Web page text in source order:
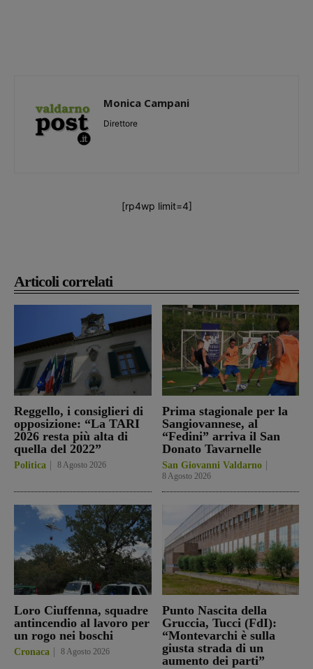
Articoli correlati
Reggello, i consiglieri di
opposizione: “La TARI
2026 resta più alta di
quella del 2022”
Politica 8 Agosto 2026
Prima stagionale per la
Sangiovannese, al
“Fedini” arriva il San
Donato Tavarnelle
San Giovanni Valdarno
8 Agosto 2026
Loro Ciuffenna, squadre
antincendio al lavoro per
un rogo nei boschi
Cronaca 8 Agosto 2026
Punto Nascita della
Gruccia, Tucci (FdI):
“Montevarchi è sulla
giusta strada di un
aumento dei parti”
Monica Campani
Direttore
[rp4wp limit=4]